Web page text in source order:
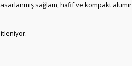
sağlam, hafif ve kompakt